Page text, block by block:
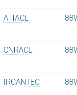
ATIACL
CNRACL
IRCANTEC